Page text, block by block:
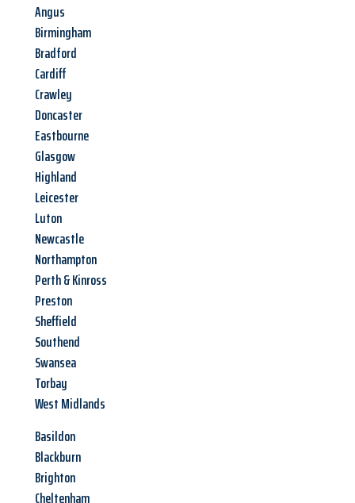
Angus
Birmingham
Bradford
Cardiff
Crawley
Doncaster
Eastbourne
Glasgow
Highland
Leicester
Luton
Newcastle
Northampton
Perth & Kinross
Preston
Sheffield
Southend
Swansea
Torbay
West Midlands
Basildon
Blackburn
Brighton
Cheltenham